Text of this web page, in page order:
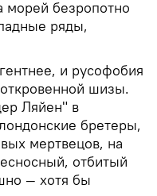
морей безропотно
ряды,
и русофобия
шизы.
Ляйен" в
бретеры,
мертвецов, на
отбитый
— хотя бы